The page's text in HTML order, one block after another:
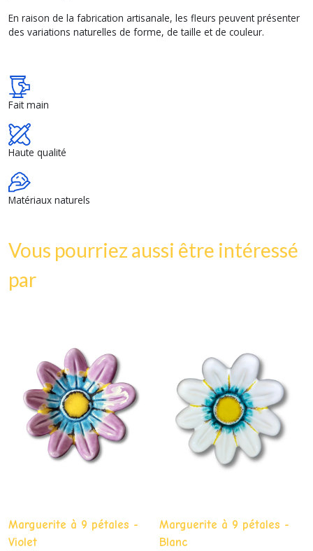
En raison de la fabrication artisanale, les fleurs peuvent présenter
des variations naturelles de forme, de taille et de couleur.
Fait main
Haute qualité
Matériaux naturels
Vous pourriez aussi être intéressé
par
Marguerite à 9 pétales -
Violet
Marguerite à 9 pétales -
Blanc